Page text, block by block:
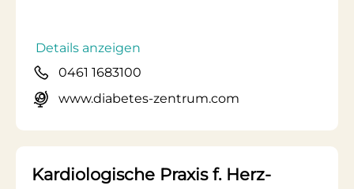
Details anzeigen
0461 1683100
www.diabetes-zentrum.com
Kardiologische Praxis f. Herz-